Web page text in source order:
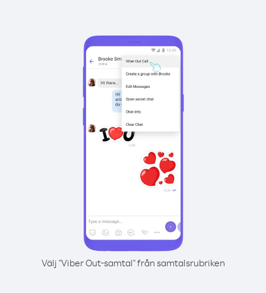
Välj "Viber Out-samtal" från samtalsrubriken